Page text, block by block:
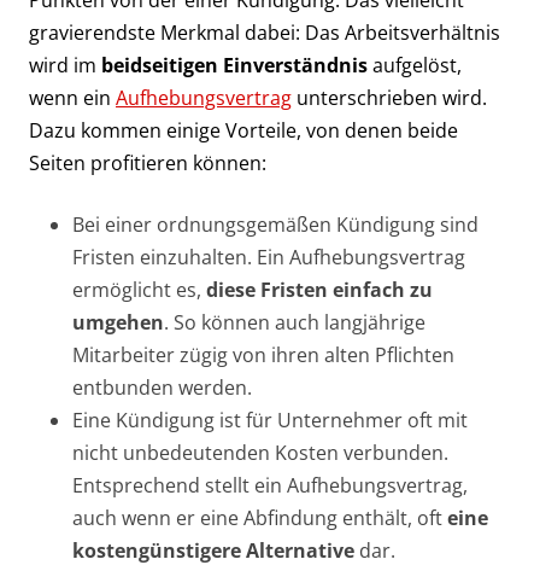
gravierendste Merkmal dabei: Das Arbeitsverhältnis
wird im beidseitigen Einverständnisaufgelöst,
wenn ein Aufhebungsvertrag unterschrieben wird.
Dazu kommen einige Vorteile, von denen beide
Seiten profitieren können:
Bei einer ordnungsgemäßen Kündigung sind
Fristen einzuhalten. Ein Aufhebungsvertrag
ermöglicht es, diese Fristen einfach zu
umgehen. So können auch langjährige
Mitarbeiter zügig von ihren alten Pflichten
entbunden werden.
Eine Kündigung ist für Unternehmer oft mit
nicht unbedeutenden Kosten verbunden.
Entsprechend stellt ein Aufhebungsvertrag,
auch wenn er eine Abfindung enthält, ofteine
kostengünstigere Alternative dar.